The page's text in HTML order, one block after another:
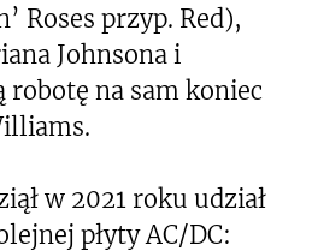
Roses przyp. Red),
Johnsona i
robotę na sam koniec
w 2021 roku udział
płyty AC/DC: